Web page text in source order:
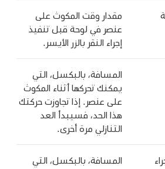
مقدار وقت المكوث على
عنصر في لوحة قبل تنفيذ
إجراء النقر بالزر الأيسر.
المسافة، بالبكسل، التي
يمكنك تحركها أثناء المكوث
على عنصر. إذا تجاوزت حركتك
هذا الحد، فسيبدأ العد
التنازلي مرة أخرى.
المسافة، بالبكسل، التي